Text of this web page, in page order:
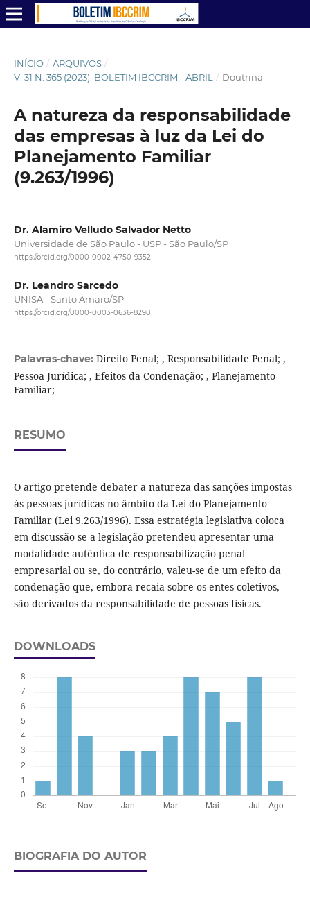
INÍCIO / ARQUIVOS /
V. 31 N. 365 (2023): BOLETIM IBCCRIM - ABRIL
/ Doutrina
A natureza da responsabilidade
das empresas à luz da Lei do
Planejamento Familiar
(9.263/1996)
Dr. Alamiro Velludo Salvador Netto
Universidade de São Paulo - USP - São Paulo/SP
https://orcid.org/0000-0002-4750-9352
Dr. Leandro Sarcedo
UNISA - Santo Amaro/SP
https://orcid.org/0000-0003-0636-8298
Palavras-chave: Direito Penal; , Responsabilidade Penal; ,
Pessoa Jurídica; , Efeitos da Condenação; , Planejamento
Familiar;
RESUMO
O artigo pretende debater a natureza das sanções impostas
às pessoas jurídicas no âmbito da Lei do Planejamento
Familiar (Lei 9.263/1996). Essa estratégia legislativa coloca
em discussão se a legislação pretendeu apresentar uma
modalidade autêntica de responsabilização penal
empresarial ou se, do contrário, valeu-se de um efeito da
condenação que, embora recaia sobre os entes coletivos,
são derivados da responsabilidade de pessoas físicas.
DOWNLOADS
BIOGRAFIA DO AUTOR